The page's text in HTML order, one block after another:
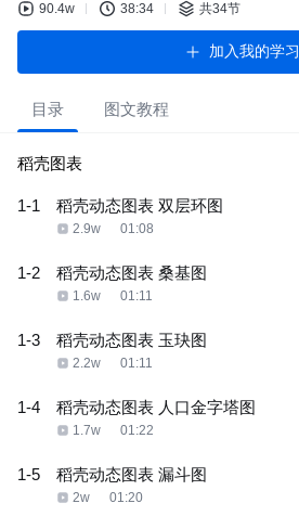
90.4w 38:34 共34节
加入我的学习
目录 图文教程
稻壳图表
1-1 稻壳动态图表 双层环图
2.9w 01:08
1-2 稻壳动态图表 桑基图
1.6w 01:11
1-3 稻壳动态图表 玉玦图
2.2w 01:11
1-4 稻壳动态图表 人口金字塔图
1.7w 01:22
1-5 稻壳动态图表 漏斗图
2w 01:20